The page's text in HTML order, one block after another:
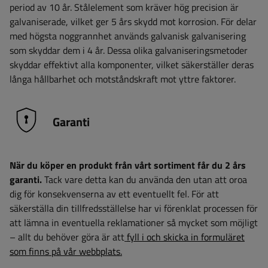
period av 10 år. Stålelement som kräver hög precision är
galvaniserade, vilket ger 5 års skydd mot korrosion. För delar
med högsta noggrannhet används galvanisk galvanisering
som skyddar dem i 4 år. Dessa olika galvaniseringsmetoder
skyddar effektivt alla komponenter, vilket säkerställer deras
långa hållbarhet och motståndskraft mot yttre faktorer.
Garanti
När du köper en produkt från vårt sortiment får du 2 års
garanti.Tack vare detta kan du använda den utan att oroa
dig för konsekvenserna av ett eventuellt fel. För att
säkerställa din tillfredsställelse har vi förenklat processen för
att lämna in eventuella reklamationer så mycket som möjligt
– allt du behöver göra är attfyll i och skicka in formuläret
som finns på vår webbplats.